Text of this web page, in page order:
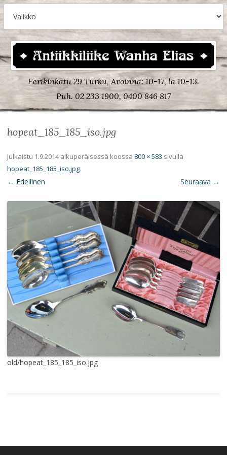
Eerikinkatu 29 Turku, Avoinna: 10-17, la 10-13.
Puh. 02 233 1900, 0400 846 817
hopeat_185_185_iso.jpg
Julkaistu 1.9.2014alkuperäisessä koossa 800 × 583 sivulla
hopeat_185_185_iso.jpg.
← Edellinen Seuraava →
old/hopeat_185_185_iso.jpg